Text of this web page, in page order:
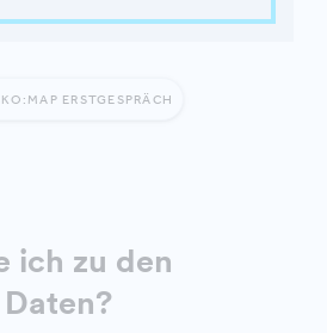
ERSTGESPRÄCH
ich zu den